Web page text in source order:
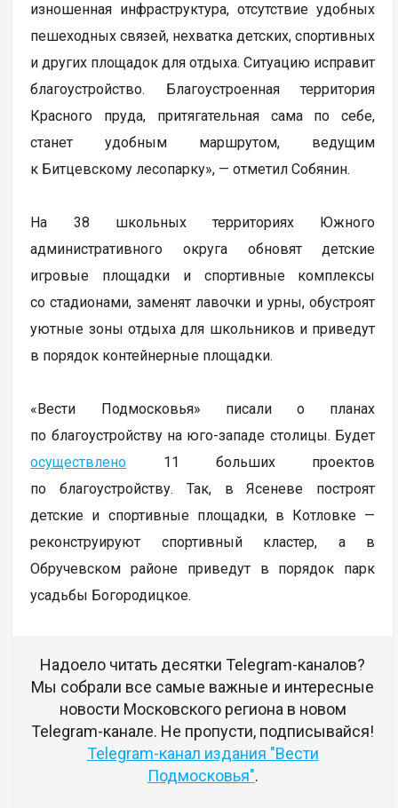
изношенная инфраструктура, отсутствие удобных
пешеходных связей, нехватка детских, спортивных
и других площадок для отдыха. Ситуацию исправит
благоустройство. Благоустроенная территория
Красного пруда, притягательная сама по себе,
станет удобным маршрутом, ведущим
к Битцевскому лесопарку», — отметил Собянин.
На 38 школьных территориях Южного
административного округа обновят детские
игровые площадки и спортивные комплексы
со стадионами, заменят лавочки и урны, обустроят
уютные зоны отдыха для школьников и приведут
в порядок контейнерные площадки.
«Вести Подмосковья» писали о планах
по благоустройству на юго-западе столицы. Будет
осуществлено 11 больших проектов
по благоустройству. Так, в Ясеневе построят
детские и спортивные площадки, в Котловке —
реконструируют спортивный кластер, а в
Обручевском районе приведут в порядок парк
усадьбы Богородицкое.
Надоело читать десятки Telegram-каналов?
Мы собрали все самые важные и интересные
новости Московского региона в новом
Telegram-канале. Не пропусти, подписывайся!
Telegram-канал издания "Вести
Подмосковья".